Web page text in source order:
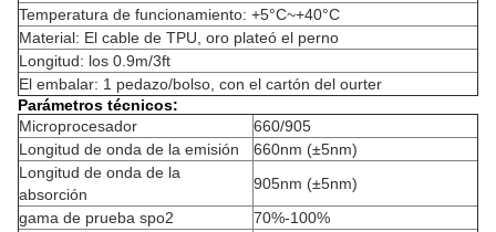
Temperatura de funcionamiento: +5°C~+40°C
Material: El cable de TPU, oro plateó el perno
Longitud: los 0.9m/3ft
El embalar: 1 pedazo/bolso, con el cartón del ourter
Parámetros técnicos:
Microprocesador
660/905
Longitud de onda de la emisión
660nm (±5nm)
Longitud de onda de la
absorción
905nm (±5nm)
gama de prueba spo2
70%-100%